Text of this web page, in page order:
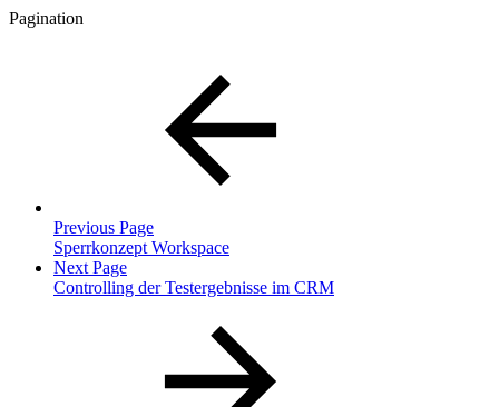
Pagination
Previous Page
Sperrkonzept Workspace
Next Page
Controlling der Testergebnisse im CRM